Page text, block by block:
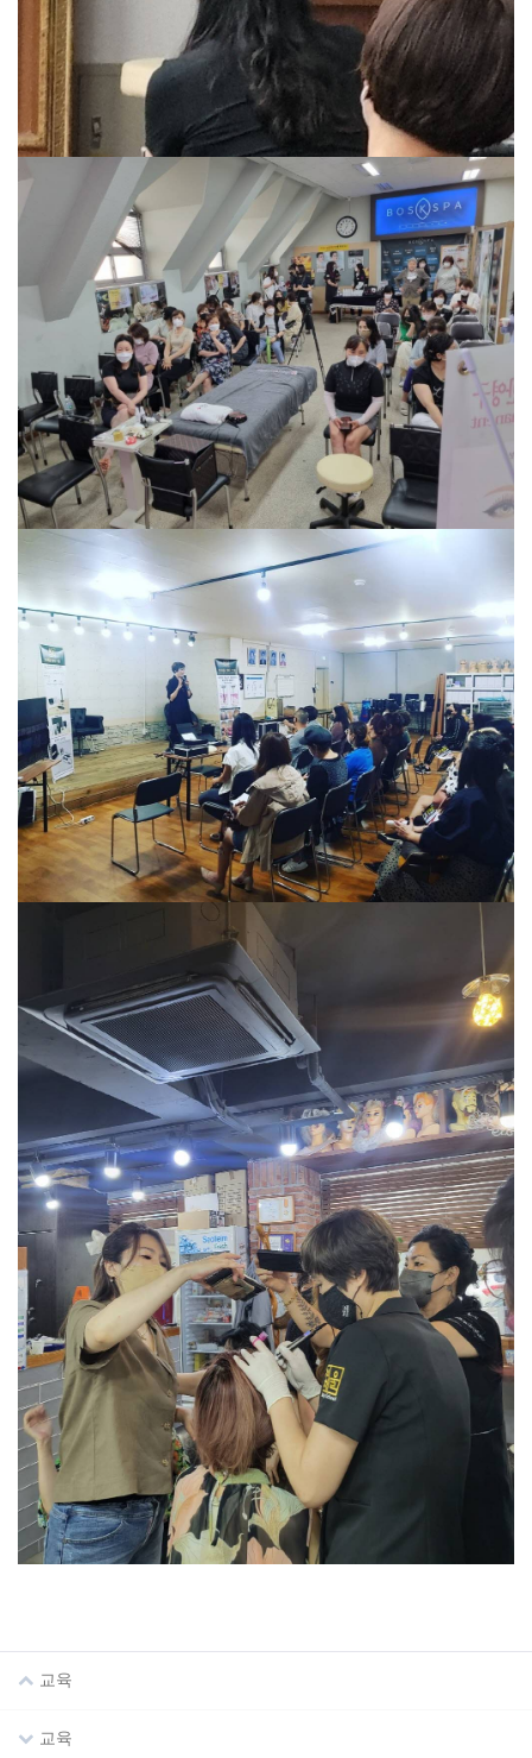
교육
교육